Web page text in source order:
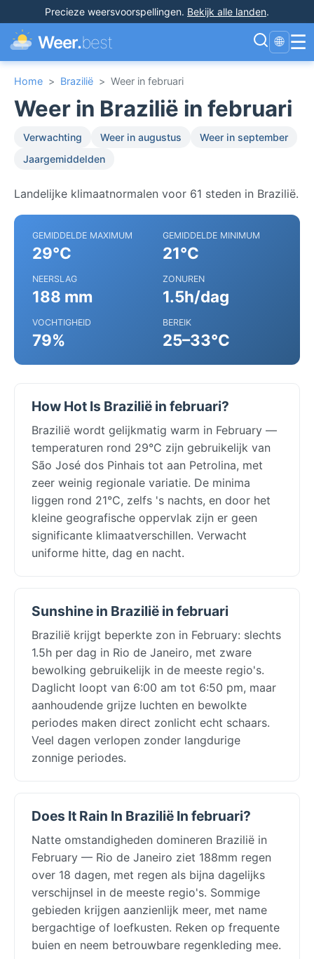
Precieze weersvoorspellingen. Bekijk alle landen.
Weer.best 🌐 ☰
Home > Brazilië > Weer in februari
Weer in Brazilië in februari
Verwachting Weer in augustus
Weer in september
Jaargemiddelden
Landelijke klimaatnormalen voor 61 steden in Brazilië.
GEMIDDELDE MAXIMUM
29°C
GEMIDDELDE MINIMUM
21°C
NEERSLAG
188 mm
ZONUREN
1.5h/dag
VOCHTIGHEID
79%
BEREIK
25–33°C
How Hot Is Brazilië in februari?
Brazilië wordt gelijkmatig warm in February —
temperaturen rond 29°C zijn gebruikelijk van
São José dos Pinhais tot aan Petrolina, met
zeer weinig regionale variatie. De minima
liggen rond 21°C, zelfs 's nachts, en door het
kleine geografische oppervlak zijn er geen
significante klimaatverschillen. Verwacht
uniforme hitte, dag en nacht.
Sunshine in Brazilië in februari
Brazilië krijgt beperkte zon in February: slechts
1.5h per dag in Rio de Janeiro, met zware
bewolking gebruikelijk in de meeste regio's.
Daglicht loopt van 6:00 am tot 6:50 pm, maar
aanhoudende grijze luchten en bewolkte
periodes maken direct zonlicht echt schaars.
Veel dagen verlopen zonder langdurige
zonnige periodes.
Does It Rain In Brazilië In februari?
Natte omstandigheden domineren Brazilië in
February — Rio de Janeiro ziet 188mm regen
over 18 dagen, met regen als bijna dagelijks
verschijnsel in de meeste regio's. Sommige
gebieden krijgen aanzienlijk meer, met name
bergachtige of loefkusten. Reken op frequente
buien en neem betrouwbare regenkleding mee.